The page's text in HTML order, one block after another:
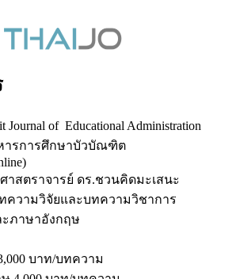
Journal of Educational Administration
ารการศึกษาบัวบัณฑิต
าสตราจารย์ ดร.ชวนคิดมะเสนะ
ความวิจัยและบทความวิชาการ
ภาษาอังกฤษ
บาท/บทความ